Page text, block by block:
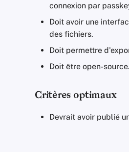
connexion par
Doit avoir une
des fichiers.
Doit permettre
Doit être open-source.
Critères optimaux
Devrait avoir publié